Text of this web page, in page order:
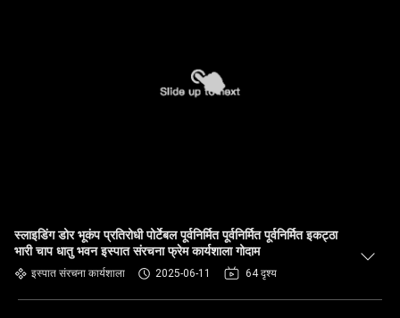
स्लाइडिंग डोर भूकंप प्रतिरोधी पोर्टेबल पूर्वनिर्मित पूर्वनिर्मित पूर्वनिर्मित इकट्ठा
भारी चाप धातु भवन इस्पात संरचना फ्रेम कार्यशाला गोदाम
इस्पात संरचना कार्यशाला 2025-06-11 64 दृश्य